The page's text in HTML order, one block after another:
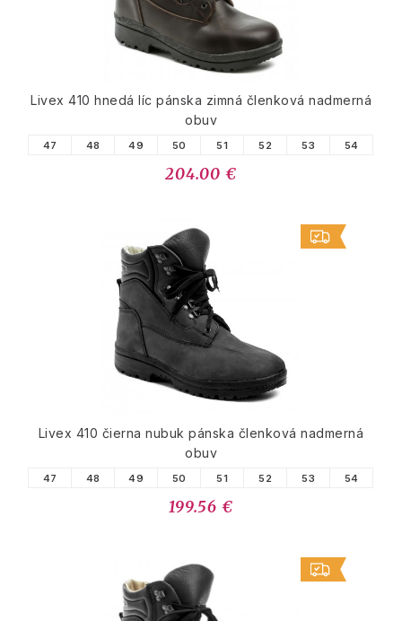
Livex 410 hnedá líc pánska zimná členková nadmerná
obuv
47 48 49 50 51 52 53 54
204.00 €
Livex 410 čierna nubuk pánska členková nadmerná
obuv
47 48 49 50 51 52 53 54
199.56 €